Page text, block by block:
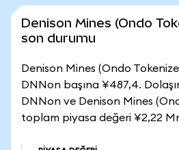
Denison Mines (Ondo
son durumu
Denison Mines (Ondo
DNNon başına ¥487,4.
DNNon ve Denison Mines
toplam piyasa değeri ¥2,22